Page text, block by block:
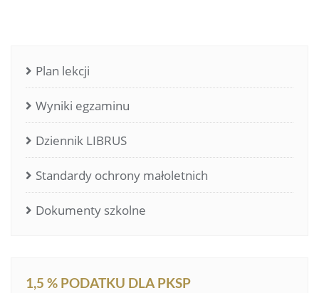
Plan lekcji
Wyniki egzaminu
Dziennik LIBRUS
Standardy ochrony małoletnich
Dokumenty szkolne
1,5 % PODATKU DLA PKSP